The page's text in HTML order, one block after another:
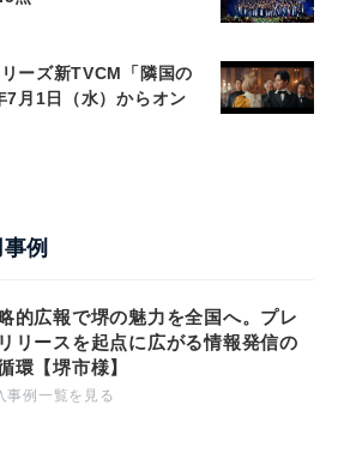
リーズ新TVCM「隣国の
月1日（水）からオン
例
的広報で堺の魅力を全国へ。プレ
リースを起点に広がる情報発信の
環【堺市様】
事例一覧を見る